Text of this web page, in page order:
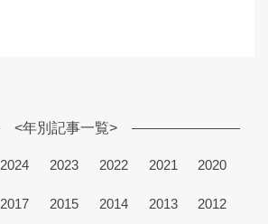
<年別記事一覧>
2024 2023 2022 2021 2020
2017 2015 2014 2013 2012